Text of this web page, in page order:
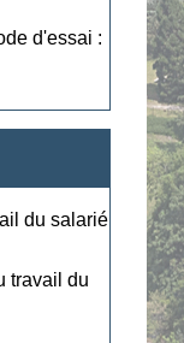
d'essai :
du salarié
travail du